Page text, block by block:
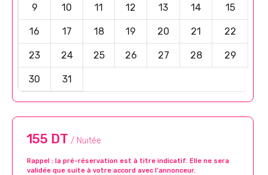
9 10 11 12 13 14 15
16 17 18 19 20 21 22
23 24 25 26 27 28 29
30 31
155 DT / Nuitée
Rappel : la pré-réservation est à titre indicatif. Elle ne sera
validée que suite à votre accord avec l’annonceur.